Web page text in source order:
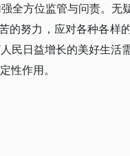
全方位监管与问责。
的努力，应对各种各样
民日益增长的美好生活
性作用。